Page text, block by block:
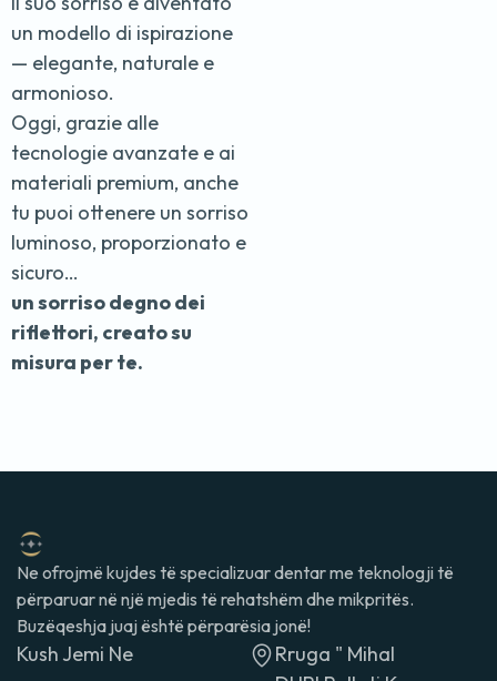
un modello di ispirazione
— elegante, naturale e
armonioso.
Oggi, grazie alle
tecnologie avanzate e ai
materiali premium, anche
tu puoi ottenere un sorriso
luminoso, proporzionato e
sicuro…
un sorriso degno dei
riflettori, creato su
misura per te.
Ne ofrojmë kujdes të specializuar dentar me teknologji të
përparuar në një mjedis të rehatshëm dhe mikpritës.
Buzëqeshja juaj është përparësia jonë!
Kush Jemi Ne
Rruga " Mihal